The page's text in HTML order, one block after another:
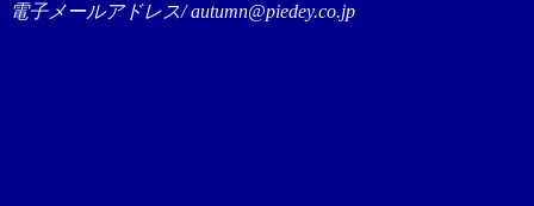
電子メールアドレス/ autumn@piedey.co.jp